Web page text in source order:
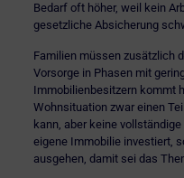
Bedarf oft höher, weil kein
gesetzliche Absicherung
Familien müssen zusätzlich
Vorsorge in Phasen mit
Immobilienbesitzern kommt
Wohnsituation zwar einen
kann, aber keine
eigene Immobilie investiert,
ausgehen, damit sei das